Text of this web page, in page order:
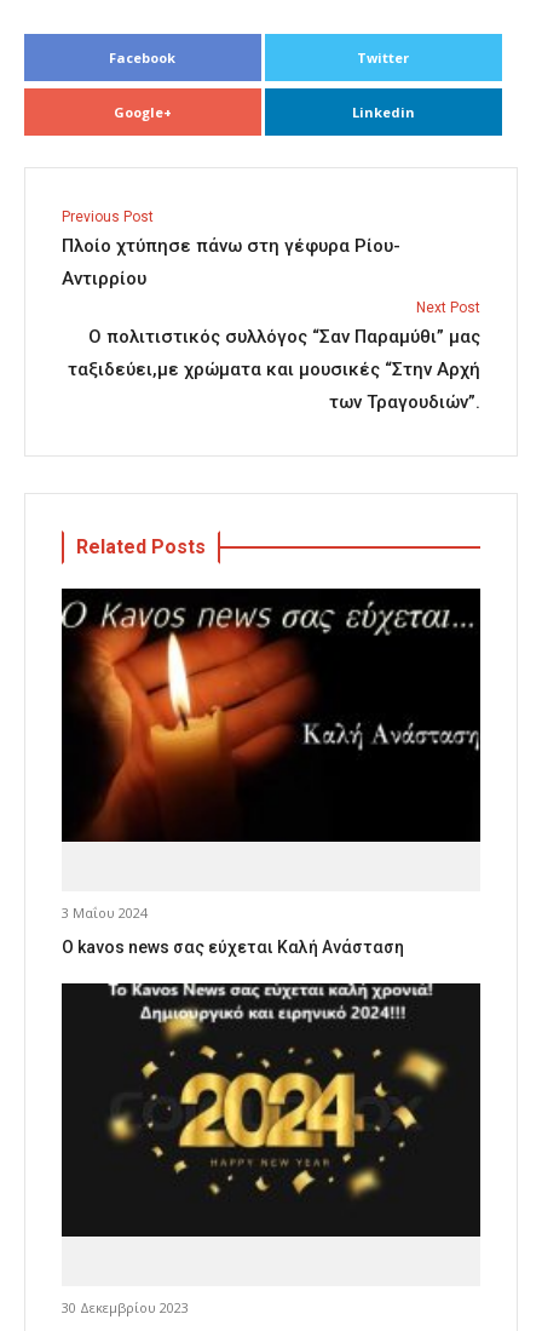
Facebook Twitter
Google+ Linkedin
Previous Post
Πλοίο χτύπησε πάνω στη γέφυρα Ρίου-
Αντιρρίου
Next Post
Ο πολιτιστικός συλλόγος “Σαν Παραμύθι” μας
ταξιδεύει,με χρώματα και μουσικές “Στην Αρχή
των Τραγουδιών”.
Related Posts
3 Μαΐου 2024
Ο kavos news σας εύχεται Καλή Ανάσταση
30 Δεκεμβρίου 2023